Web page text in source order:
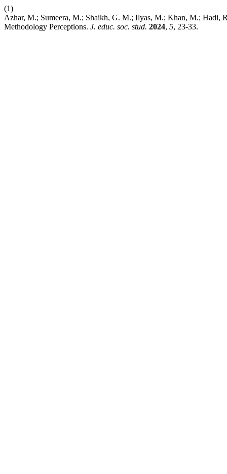
(1)
Azhar, M.; Sumeera, M.; Shaikh, G. M.; Ilyas, M.; Khan, M.; Hadi,
Methodology Perceptions. J. educ. soc. stud. 2024, 5, 23-33.